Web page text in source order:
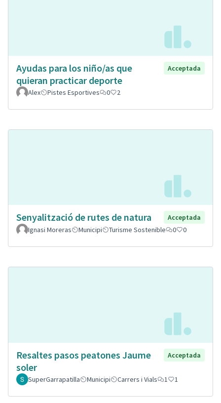
Ayudas para los niño/as que
quieran practicar deporte
Acceptada
Alex Pistes Esportives 0 2
Senyalització de rutes de natura
Acceptada
Ignasi Moreras
Municipi Turisme Sostenible 0 0
Resaltes pasos peatones Jaume
soler
Acceptada
SuperGarrapatilla Municipi Carrers i Vials 1 1